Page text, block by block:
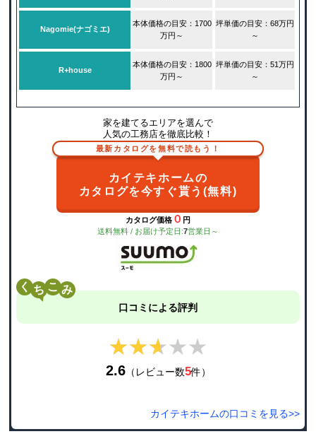
Nagomie(ナゴミエ)
本体価格の目安：1700
万円～
坪単価の目安：68万円
～
R+house
本体価格の目安：1800
万円～
坪単価の目安：51万円
～
家を建てるエリアを選んで
人気の工務店を徹底比較！
最新カタログを無料で読もう！
カイテキホームの
カタログを今すぐ貰う(無料)
カタログ価格 ０ 円
送料無料 / お届け予定日:7営業日～
く こ
口コミによる評判
★★★★★
★★★★★
2.6（レビュー数5件）
カイテキホームの口コミを見る>>